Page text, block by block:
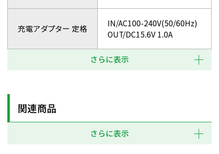
充電アダプター 定格
IN/AC100-240V(50/60Hz)
OUT/DC15.6V 1.0A
さらに表示
関連商品
さらに表示